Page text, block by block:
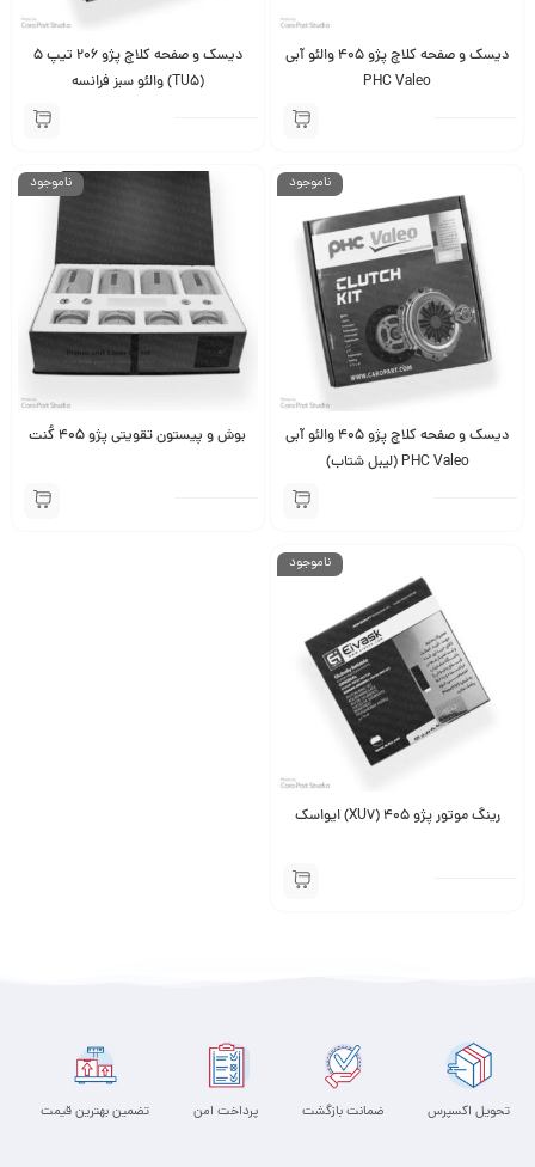
دیسک و صفحه کلاچ پژو 405 والئو آبی
PHC Valeo
دیسک و صفحه کلاچ پژو 206 تیپ 5
(TU5) والئو سبز فرانسه
ناموجود
دیسک و صفحه کلاچ پژو 405 والئو آبی
PHC Valeo (لیبل شتاب)
ناموجود
بوش و پیستون تقویتی پژو 405 کُنت
ناموجود
رینگ موتور پژو 405 (XU7) ایواسک
تحویل اکسپرس ضمانت بازگشت پرداخت امن تضمین بهترین قیمت